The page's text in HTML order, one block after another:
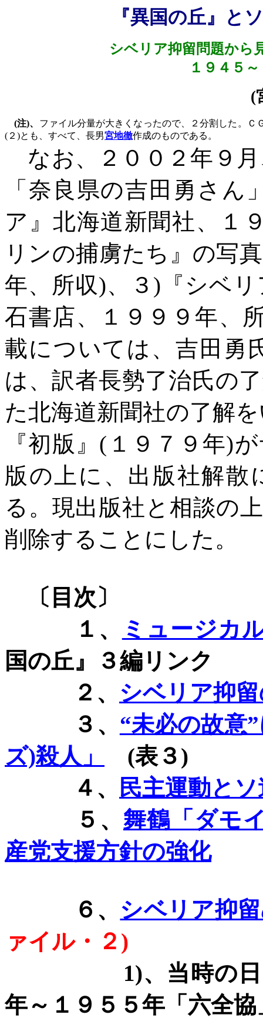
『異国の丘』と
シベリア抑留問題から
１９４５
(
(注)、 ファイル分量が大きくなったので、２分割した。Ｃ
( ２ )とも、すべて、長男宮地徹作成のものである。
なお、２００２年９
「奈良県の吉田勇さん
ア』北海道新聞社、１
リンの捕虜たち』の写
年、所収)、３ ) 『シベ
石書店、１９９９年、
載については、吉田勇
は、訳者長勢了治氏の
た北海道新聞社の了解
『初版』 ( １９７９年)
版の上に、出版社解散
る。現出版社と相談の
削除することにした。
〔目次〕
１、
ミュージカ
国の丘』３編リンク
２、 シベリア抑
３、 “未必の故意
ズ)殺人」 (表３)
４、 民主運動と
５、 舞鶴「ダモ
産党支援方針の強化
６、 シベリア抑
ァイル・２ )
1)、当時の
年～１９５５年「六全協